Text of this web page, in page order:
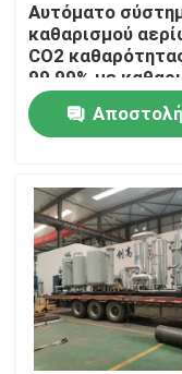
Προϊόντα
Σχετικά με εμάς
Έλεγχος
Επικοινωνήστε
Αυτόματο
καθαρισμού
CO2
99,99% με
αερίων
Αποστολή